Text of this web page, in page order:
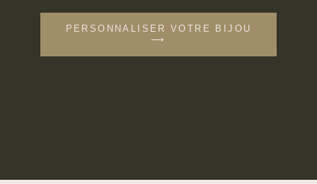
PERSONNALISER VOTRE BIJOU
⟶